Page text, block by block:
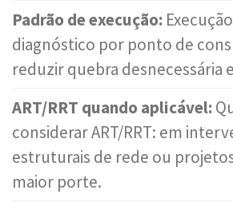
Padrão de execução:
diagnóstico por ponto de
reduzir quebra desnecessária
ART/RRT quando aplicável:
considerar ART/RRT: em
estruturais de rede ou
maior porte.